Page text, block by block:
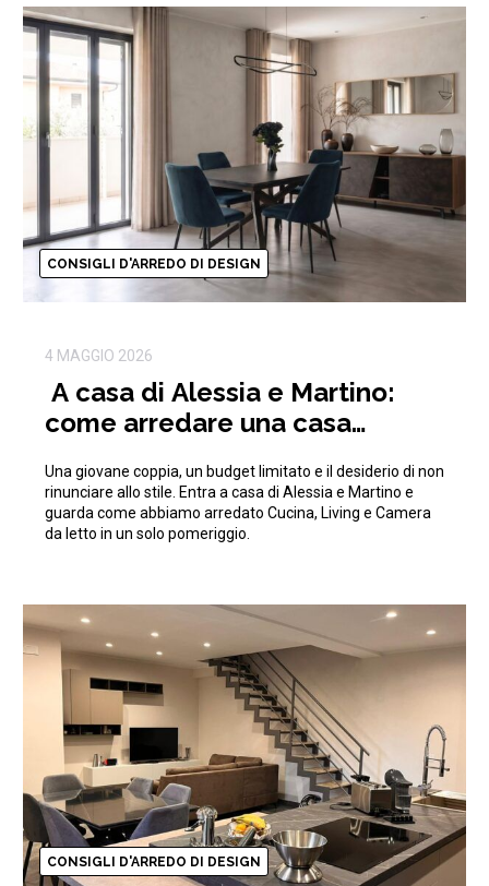
CONSIGLI D'ARREDO DI DESIGN
4 MAGGIO 2026
A casa di Alessia e Martino:
come arredare una casa
Una giovane coppia, un budget limitato e il desiderio di non
rinunciare allo stile. Entra a casa di Alessia e Martino e
guarda come abbiamo arredato Cucina, Living e Camera
da letto in un solo pomeriggio.
CONSIGLI D'ARREDO DI DESIGN